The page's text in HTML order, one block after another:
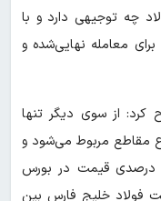
چه توجیهی دارد و با
معامله نهایی‌شده و
از سوی دیگر تنها
نوع مقاطع مربوط می‌شود و
نگاه برخی فعالان، افزایش بیش از ۴۰ درصدی قیمت در بورس
فولاد خلیج فارس بین